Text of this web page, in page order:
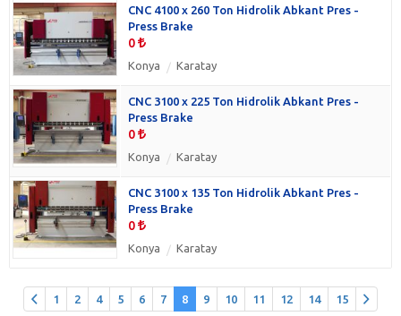
CNC 4100 x 260 Ton Hidrolik Abkant Pres -
Press Brake
0
Konya Karatay
CNC 3100 x 225 Ton Hidrolik Abkant Pres -
Press Brake
0
Konya Karatay
CNC 3100 x 135 Ton Hidrolik Abkant Pres -
Press Brake
0
Konya Karatay
1 2 4 5 6 7 8 9 10 11 12 14 15